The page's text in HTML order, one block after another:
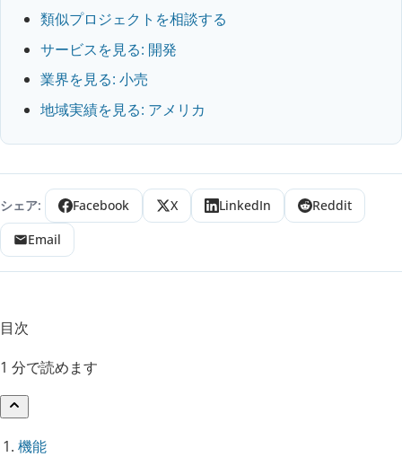
類似プロジェクトを相談する
サービスを見る: 開発
業界を見る: 小売
地域実績を見る: アメリカ
シェア: Facebook X LinkedIn
Reddit
Email
目次
1 分で読めます
機能